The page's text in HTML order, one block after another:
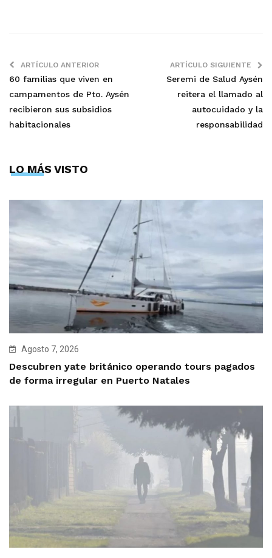
ARTÍCULO ANTERIOR
60 familias que viven en
campamentos de Pto. Aysén
recibieron sus subsidios
habitacionales
ARTÍCULO SIGUIENTE
Seremi de Salud Aysén
reitera el llamado al
autocuidado y la
responsabilidad
LO MÁS VISTO
Agosto 7, 2026
Descubren yate británico operando tours pagados
de forma irregular en Puerto Natales